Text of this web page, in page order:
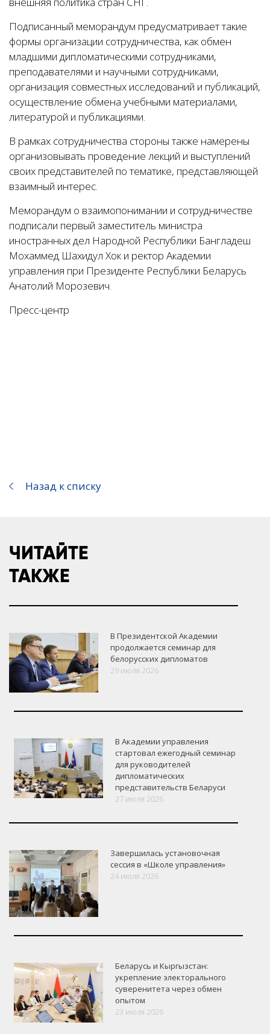
Подписанный меморандум предусматривает такие
формы организации сотрудничества, как обмен
младшими дипломатическими сотрудниками,
преподавателями и научными сотрудниками,
организация совместных исследований и публикаций,
осуществление обмена учебными материалами,
литературой и публикациями.
В рамках сотрудничества стороны также намерены
организовывать проведение лекций и выступлений
своих представителей по тематике, представляющей
взаимный интерес.
Меморандум о взаимопонимании и сотрудничестве
подписали первый заместитель министра
иностранных дел Народной Республики Бангладеш
Мохаммед Шахидул Хок и ректор Академии
управления при Президенте Республики Беларусь
Анатолий Морозевич.
Пресс-центр
VK Google+ Facebook
Назад к списку
ЧИТАЙТЕ
ТАКЖЕ
В Президентской Академии
продолжается семинар для
белорусских дипломатов
29 июля 2026
В Академии управления
стартовал ежегодный семинар
для руководителей
дипломатических
представительств Беларуси
27 июля 2026
Завершилась установочная
сессия в «Школе управления»
24 июля 2026
Беларусь и Кыргызстан:
укрепление электорального
суверенитета через обмен
опытом
23 июля 2026